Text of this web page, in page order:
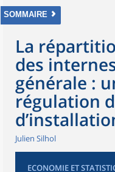
SOMMAIRE
La
des
générale :
régulation
Julien Silhol
ECONOMIE ET